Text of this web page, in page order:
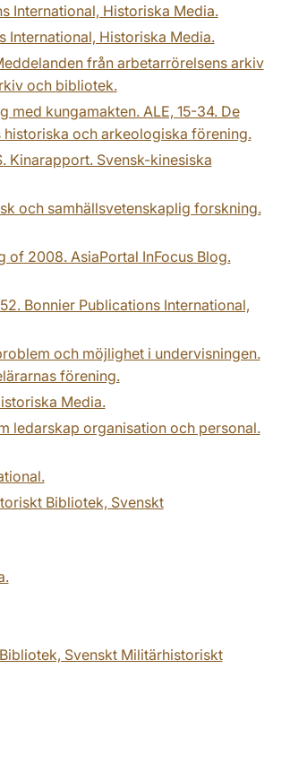
International, Historiska Media.
International, Historiska Media.
från arbetarrörelsens arkiv
och bibliotek.
kungamakten. ALE, 15-34. De
och arkeologiska förening.
Kinarapport. Svensk-kinesiska
och samhällsvetenskaplig forskning.
of 2008. AsiaPortal InFocus Blog.
Bonnier Publications International,
och möjlighet i undervisningen.
förening.
Media.
ledarskap organisation och personal.
Bibliotek, Svenskt
Svenskt Militärhistoriskt